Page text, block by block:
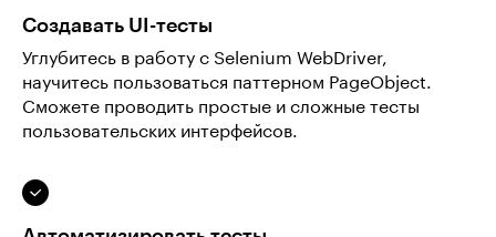
Создавать UI-тесты
Углубитесь в работу с Selenium WebDriver,
научитесь пользоваться паттерном PageObject.
Сможете проводить простые и сложные тесты
пользовательских интерфейсов.